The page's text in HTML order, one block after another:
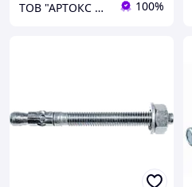
ТОВ "АРТОКС ЛТД" 100%